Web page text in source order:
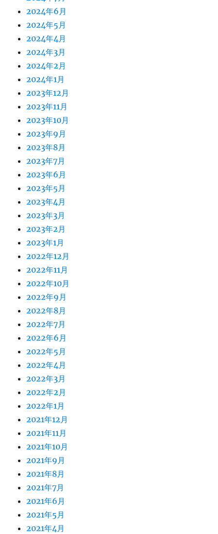
2024年6月
2024年5月
2024年4月
2024年3月
2024年2月
2024年1月
2023年12月
2023年11月
2023年10月
2023年9月
2023年8月
2023年7月
2023年6月
2023年5月
2023年4月
2023年3月
2023年2月
2023年1月
2022年12月
2022年11月
2022年10月
2022年9月
2022年8月
2022年7月
2022年6月
2022年5月
2022年4月
2022年3月
2022年2月
2022年1月
2021年12月
2021年11月
2021年10月
2021年9月
2021年8月
2021年7月
2021年6月
2021年5月
2021年4月